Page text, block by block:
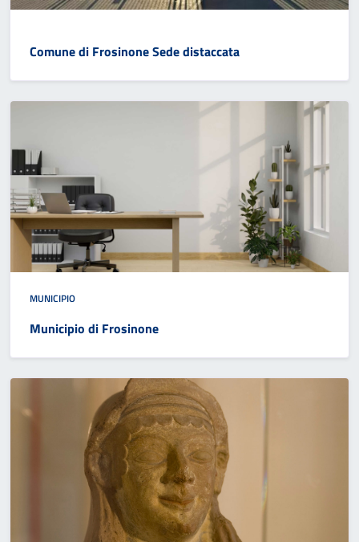
Comune di Frosinone Sede distaccata
MUNICIPIO
Municipio di Frosinone